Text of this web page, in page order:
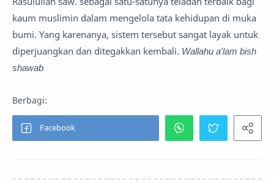
kaum muslimin dalam mengelola tata kehidupan di muka
bumi. Yang karenanya, sistem tersebut sangat layak untuk
diperjuangkan dan ditegakkan kembali. Wallahu a'lam bish
shawab